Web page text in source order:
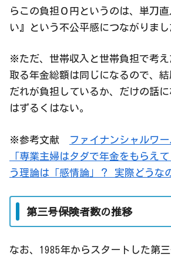
らこの負担０円というのは、単刀
い』という不公平感につながりまし
※ただ、世帯収入と世帯負担で考
取る年金総額は同じになるので、結
だれが負担しているか、だけの話
はずるくはない。
※参考文献
ファイナンシャルワー
「専業主婦はタダで年金をもらえ
う理論は「感情論」？ 実際どうな
第三号保険者数の推移
なお、1985年からスタートした第